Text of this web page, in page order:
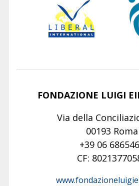
FONDAZIONE LUIGI
Via della
00193 Roma
+39 06
CF: